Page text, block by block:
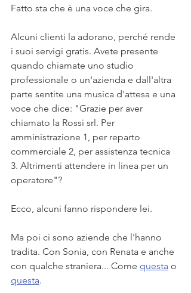
Fatto sta che è una voce che gira.
Alcuni clienti la adorano, perché rende
i suoi servigi gratis. Avete presente
quando chiamate uno studio
professionale o un'azienda e dall'altra
parte sentite una musica d'attesa e una
voce che dice: "Grazie per aver
chiamato la Rossi srl. Per
amministrazione 1, per reparto
commerciale 2, per assistenza tecnica
3. Altrimenti attendere in linea per un
operatore"?
Ecco, alcuni fanno rispondere lei.
Ma poi ci sono aziende che l'hanno
tradita. Con Sonia, con Renata e anche
con qualche straniera... Come questa o
questa.